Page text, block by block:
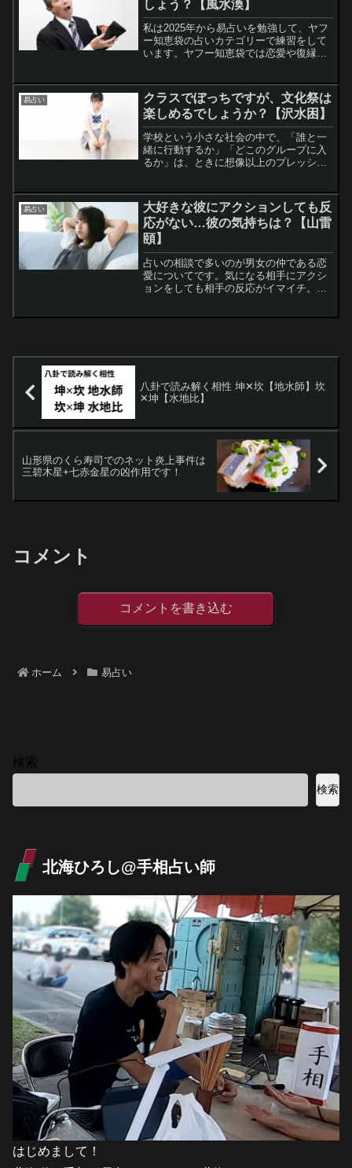
しょう？【風水渙】
私は2025年から易占いを勉強して、ヤフ
ー知恵袋の占いカテゴリーで練習をして
います。ヤフー知恵袋では恋愛や復縁の
されています。今回はとても風変わりな
占いで、相談者の叔父...
易占い
クラスでぼっちですが、文化祭は
楽しめるでしょうか？【沢水困】
学校という小さな社会の中で、「誰と一
緒に行動するか」「どこのグループに入
るか」は、ときに想像以上のプレッシャ
いる状況で、文化祭を前に悩んでいまし
た。一緒に回ってくれそう...
易占い
大好きな彼にアクションしても反
応がない…彼の気持ちは？【山雷
頤】
占いの相談で多いのが男女の仲である恋
愛についてです。気になる相手にアクシ
ョンをしても相手の反応がイマイチ。で
八卦で読み解く相性 坤✕坎【地水師】坎
✕坤【水地比】
山形県のくら寿司でのネット炎上事件は
三碧木星+七赤金星の凶作用です！
コメント
コメントを書き込む
ホーム 易占い
検索
検索
北海ひろし@手相占い師
はじめまして！